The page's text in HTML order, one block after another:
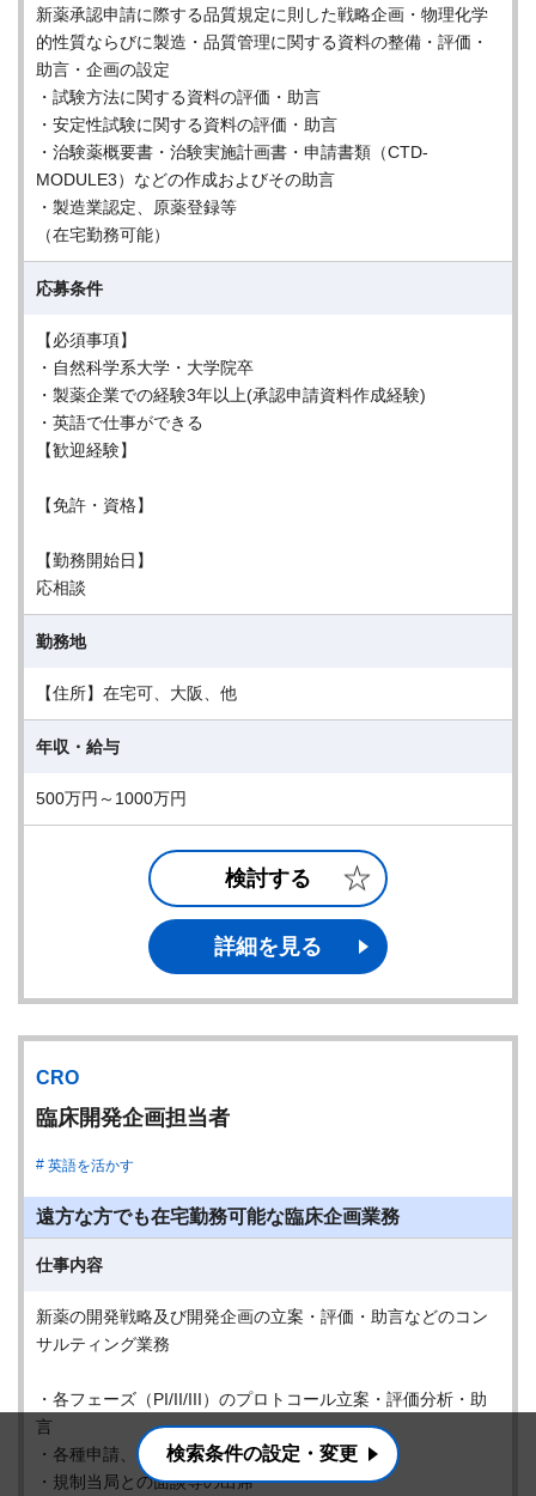
新薬承認申請に際する品質規定に則した戦略企画・物理化学
的性質ならびに製造・品質管理に関する資料の整備・評価・
助言・企画の設定
・試験方法に関する資料の評価・助言
・安定性試験に関する資料の評価・助言
・治験薬概要書・治験実施計画書・申請書類（CTD-
MODULE3）などの作成およびその助言
・製造業認定、原薬登録等
（在宅勤務可能）
応募条件
【必須事項】
・自然科学系大学・大学院卒
・製薬企業での経験3年以上(承認申請資料作成経験)
・英語で仕事ができる
【歓迎経験】
【免許・資格】
【勤務開始日】
応相談
勤務地
【住所】在宅可、大阪、他
年収・給与
500万円～1000万円
検討する
詳細を見る
CRO
臨床開発企画担当者
英語を活かす
遠方な方でも在宅勤務可能な臨床企画業務
仕事内容
新薬の開発戦略及び開発企画の立案・評価・助言などのコン
サルティング業務
・各フェーズ（PI/II/III）のプロトコール立案・評価分析・助
言
・各種申請、治験相談等
・規制当局との面談等の出席
検索条件の設定・変更